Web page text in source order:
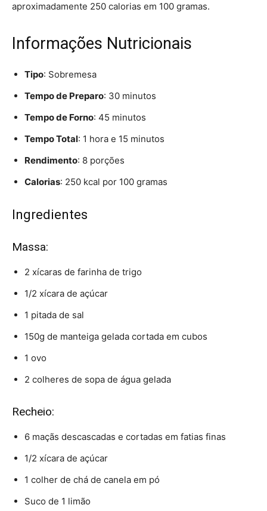
aproximadamente 250 calorias em 100 gramas.
Informações Nutricionais
Tipo: Sobremesa
Tempo de Preparo: 30 minutos
Tempo de Forno: 45 minutos
Tempo Total: 1 hora e 15 minutos
Rendimento: 8 porções
Calorias: 250 kcal por 100 gramas
Ingredientes
Massa:
2 xícaras de farinha de trigo
1/2 xícara de açúcar
1 pitada de sal
150g de manteiga gelada cortada em cubos
1 ovo
2 colheres de sopa de água gelada
Recheio:
6 maçãs descascadas e cortadas em fatias finas
1/2 xícara de açúcar
1 colher de chá de canela em pó
Suco de 1 limão